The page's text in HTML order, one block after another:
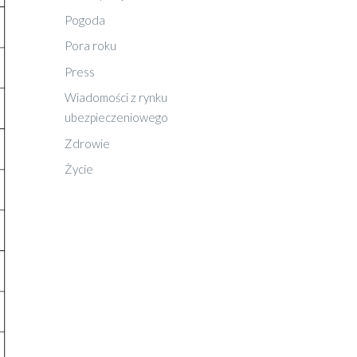
Pogoda
Pora roku
Press
Wiadomości z rynku
ubezpieczeniowego
Zdrowie
Życie